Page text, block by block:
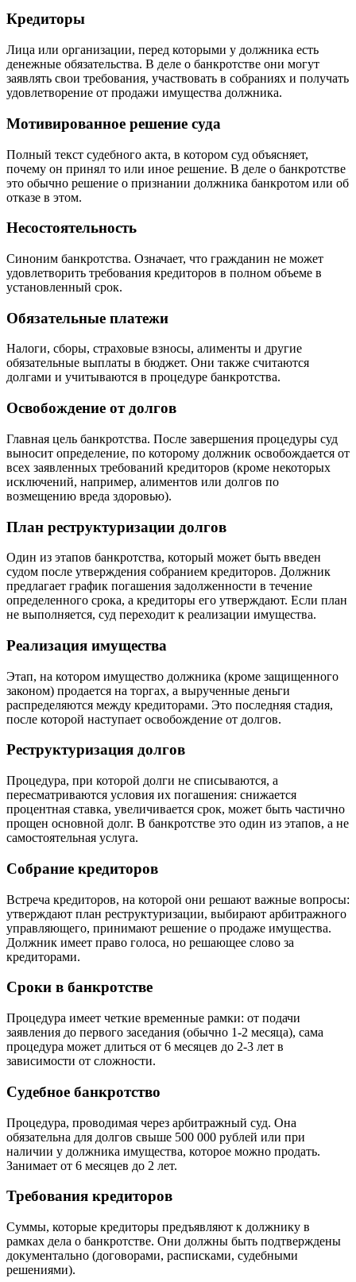
Кредиторы
Лица или организации, перед которыми у должника есть
денежные обязательства. В деле о банкротстве они могут
заявлять свои требования, участвовать в собраниях и получать
удовлетворение от продажи имущества должника.
Мотивированное решение суда
Полный текст судебного акта, в котором суд объясняет,
почему он принял то или иное решение. В деле о банкротстве
это обычно решение о признании должника банкротом или об
отказе в этом.
Несостоятельность
Синоним банкротства. Означает, что гражданин не может
удовлетворить требования кредиторов в полном объеме в
установленный срок.
Обязательные платежи
Налоги, сборы, страховые взносы, алименты и другие
обязательные выплаты в бюджет. Они также считаются
долгами и учитываются в процедуре банкротства.
Освобождение от долгов
Главная цель банкротства. После завершения процедуры суд
выносит определение, по которому должник освобождается от
всех заявленных требований кредиторов (кроме некоторых
исключений, например, алиментов или долгов по
возмещению вреда здоровью).
План реструктуризации долгов
Один из этапов банкротства, который может быть введен
судом после утверждения собранием кредиторов. Должник
предлагает график погашения задолженности в течение
определенного срока, а кредиторы его утверждают. Если план
не выполняется, суд переходит к реализации имущества.
Реализация имущества
Этап, на котором имущество должника (кроме защищенного
законом) продается на торгах, а вырученные деньги
распределяются между кредиторами. Это последняя стадия,
после которой наступает освобождение от долгов.
Реструктуризация долгов
Процедура, при которой долги не списываются, а
пересматриваются условия их погашения: снижается
процентная ставка, увеличивается срок, может быть частично
прощен основной долг. В банкротстве это один из этапов, а не
самостоятельная услуга.
Собрание кредиторов
Встреча кредиторов, на которой они решают важные вопросы:
утверждают план реструктуризации, выбирают арбитражного
управляющего, принимают решение о продаже имущества.
Должник имеет право голоса, но решающее слово за
кредиторами.
Сроки в банкротстве
Процедура имеет четкие временные рамки: от подачи
заявления до первого заседания (обычно 1-2 месяца), сама
процедура может длиться от 6 месяцев до 2-3 лет в
зависимости от сложности.
Судебное банкротство
Процедура, проводимая через арбитражный суд. Она
обязательна для долгов свыше 500 000 рублей или при
наличии у должника имущества, которое можно продать.
Занимает от 6 месяцев до 2 лет.
Требования кредиторов
Суммы, которые кредиторы предъявляют к должнику в
рамках дела о банкротстве. Они должны быть подтверждены
документально (договорами, расписками, судебными
решениями).